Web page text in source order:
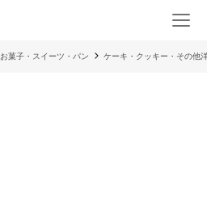
お菓子・スイーツ・パン ケーキ・クッキー・その他